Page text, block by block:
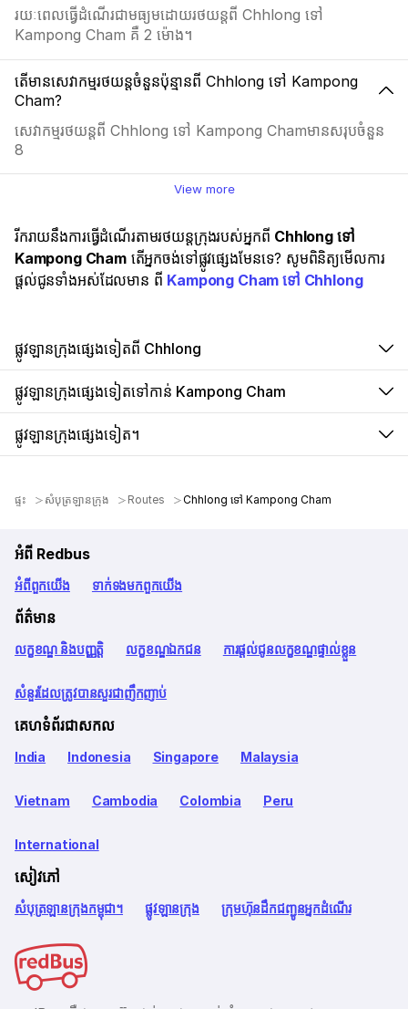
រយៈពេលធ្វើដំណើរជាមធ្យមដោយរថយន្តពី Chhlong ទៅ
Kampong Cham គឺ 2 ម៉ោង។
តើមានសេវាកម្មរថយន្តចំនួនប៉ុន្មានពី Chhlong ទៅ Kampong
Cham?
សេវាកម្មរថយន្តពី Chhlong ទៅ Kampong Chamមានសរុបចំនួន
8
View more
រីករាយនឹងការធ្វើដំណើរតាមរថយន្តក្រុងរបស់អ្នកពី Chhlong ទៅ
Kampong Chamតើអ្នកចង់ទៅផ្លូវផ្សេងមែនទេ? សូមពិនិត្យមើលការ
ផ្តល់ជូនទាំងអស់ដែលមាន ពី Kampong Cham ទៅ Chhlong
ផ្លូវឡានក្រុងផ្សេងទៀតពី Chhlong
ផ្លូវឡានក្រុងផ្សេងទៀតទៅកាន់ Kampong Cham
ផ្លូវឡានក្រុងផ្សេងទៀត។
ផ្ទះ សំបុត្រឡានក្រុង Routes Chhlong ទៅ Kampong Cham
អំពី Redbus
អំពី​ពួក​យើង ទាក់ទង​មក​ពួក​យើង
ព័ត៌មាន
លក្ខខណ្ឌ និងបញ្ញត្តិ លក្ខខណ្ឌឯកជន ការផ្តល់ជូនលក្ខខណ្ឌផ្ទាល់ខ្លួន
សំនួរដែលត្រូវបានសួរជាញឹកញាប់
គេហទំព័រជាសកល
India Indonesia Singapore Malaysia
Vietnam Cambodia Colombia Peru
International
សៀវភៅ
សំបុត្រឡានក្រុងកម្ពុជា។ ផ្លូវឡានក្រុង ក្រុមហ៊ុនដឹកជញ្ជូនអ្នកដំណើរ